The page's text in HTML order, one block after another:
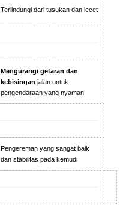
Terlindungi dari tusukan dan lecet
Mengurangi getaran dan
kebisingan jalan untuk
pengendaraan yang nyaman
Pengereman yang sangat baik
dan stabilitas pada kemudi